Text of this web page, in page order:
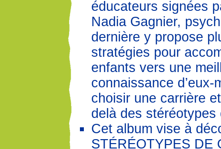
éducateurs signées
Nadia Gagnier,
dernière y propose
stratégies pour
enfants vers une
connaissance d’eux-
choisir une carrière
delà des stéréotypes
Cet album vise à
STÉRÉOTYPES DE